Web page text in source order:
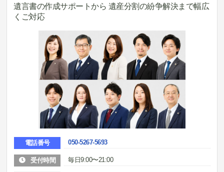
遺言書の作成サポートから 遺産分割の紛争解決まで幅広
くご対応
電話番号 050-5267-5693
受付時間 毎日9:00〜21:00